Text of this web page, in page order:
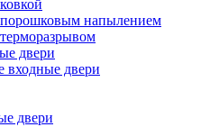
напылением
двери
входные двери
двери